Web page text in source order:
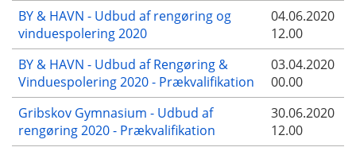
BY & HAVN - Udbud af rengøring og
vinduespolering 2020
04.06.2020
12.00
BY & HAVN - Udbud af Rengøring &
Vinduespolering 2020 - Prækvalifikation
03.04.2020
00.00
Gribskov Gymnasium - Udbud af
rengøring 2020 - Prækvalifikation
30.06.2020
12.00